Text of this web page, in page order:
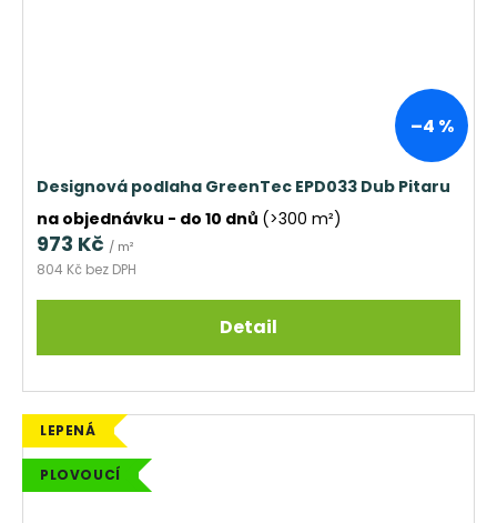
–4 %
Designová podlaha GreenTec EPD033 Dub Pitaru
na objednávku - do 10 dnů (>300 m²)
804 Kč bez DPH
973 Kč / m²
Detail
LEPENÁ
PLOVOUCÍ